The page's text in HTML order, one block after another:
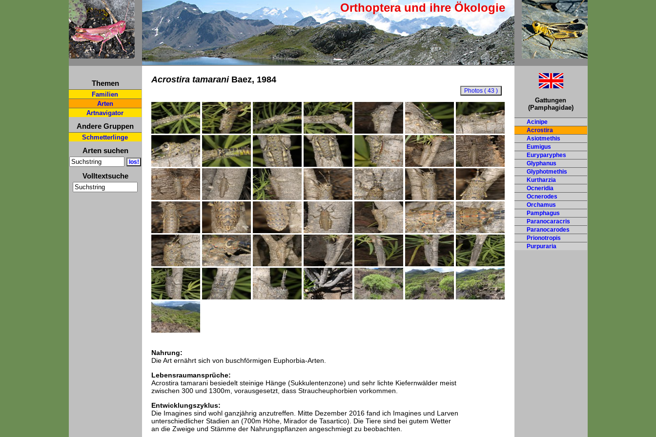
Orthoptera und ihre Ökologie
Themen
Familien
Arten
Artnavigator
Andere Gruppen
Schmetterlinge
Arten suchen
Volltextsuche
Acrostira tamaraniBaez, 1984
Nahrung:
Die Art ernährt sich von buschförmigen Euphorbia-Arten.
Lebensraumansprüche:
Acrostira tamarani besiedelt steinige Hänge (Sukkulentenzone) und sehr lichte Kiefernwälder meist
zwischen 300 und 1300m, vorausgesetzt, dass Straucheuphorbien vorkommen.
Entwicklungszyklus:
Die Imagines sind wohl ganzjährig anzutreffen. Mitte Dezember 2016 fand ich Imagines und Larven
unterschiedlicher Stadien an (700m Höhe, Mirador de Tasartico). Die Tiere sind bei gutem Wetter
an die Zweige und Stämme der Nahrungspflanzen angeschmiegt zu beobachten.
Gattungen
(Pamphagidae)
Acinipe
Acrostira
Asiotmethis
Eumigus
Euryparyphes
Glyphanus
Glyphotmethis
Kurtharzia
Ocneridia
Ocnerodes
Orchamus
Pamphagus
Paranocaracris
Paranocarodes
Prionotropis
Purpuraria